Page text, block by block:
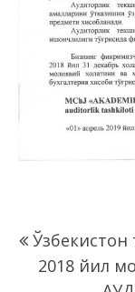
по
записям
2018 йил